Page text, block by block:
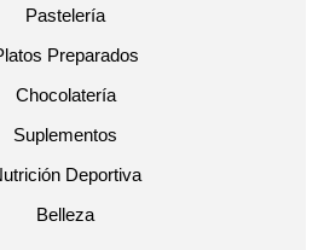
Pastelería
Preparados
Chocolatería
Suplementos
Deportiva
Belleza